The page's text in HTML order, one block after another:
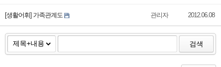
[생활어휘] 가족관계도 관리자 2012.06.08
검색